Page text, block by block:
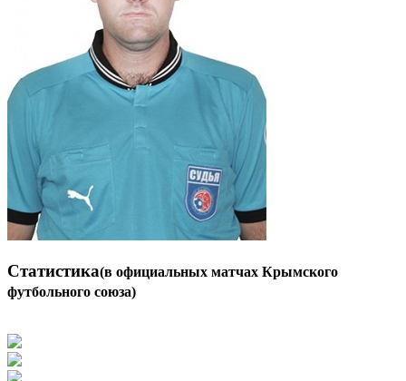
Статистика(в официальных матчах Крымского
футбольного союза)